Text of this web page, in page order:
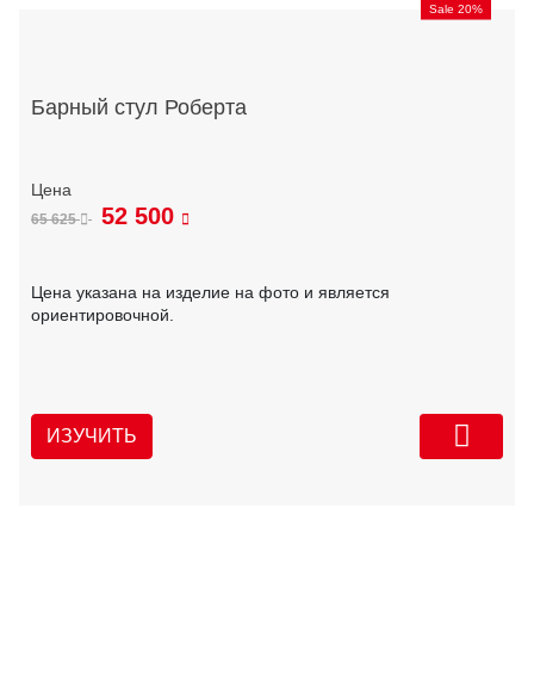
Sale 20%
Барный стул Роберта
65 625 52 500
Цена указана на изделие на фото и является
ориентировочной.
ИЗУЧИТЬ